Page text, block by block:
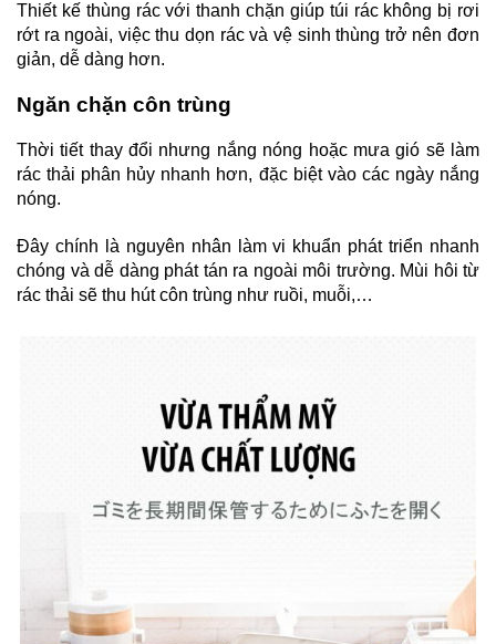
Thiết kế thùng rác với thanh chặn giúp túi rác không bị rơi
rớt ra ngoài, việc thu dọn rác và vệ sinh thùng trở nên đơn
giản, dễ dàng hơn.
Ngăn chặn côn trùng
Thời tiết thay đổi nhưng nắng nóng hoặc mưa gió sẽ làm
rác thải phân hủy nhanh hơn, đặc biệt vào các ngày nắng
nóng.
Đây chính là nguyên nhân làm vi khuẩn phát triển nhanh
chóng và dễ dàng phát tán ra ngoài môi trường. Mùi hôi từ
rác thải sẽ thu hút côn trùng như ruồi, muỗi,…